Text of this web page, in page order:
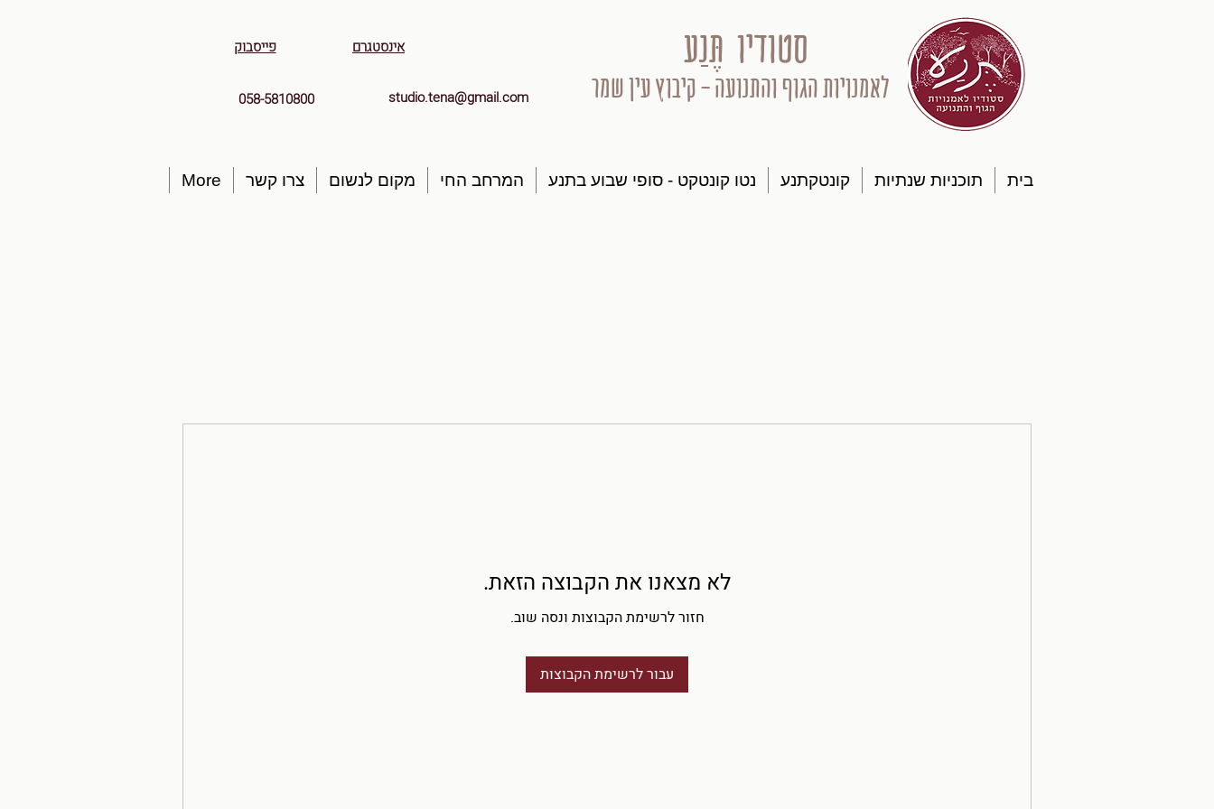
פייסבוק אינסטגרם
058-5810800 studio.tena@gmail.com
סטודיו תֶּנַע
לאמנויות הגוף והתנועה - קיבוץ עין שמר
בית תוכניות שנתיות קונטקתנע נטו קונטקט - סופי שבוע בתנע המרחב החי מקום לנשום צרו קשר More
לא מצאנו את הקבוצה הזאת.
חזור לרשימת הקבוצות ונסה שוב.
עבור לרשימת הקבוצות